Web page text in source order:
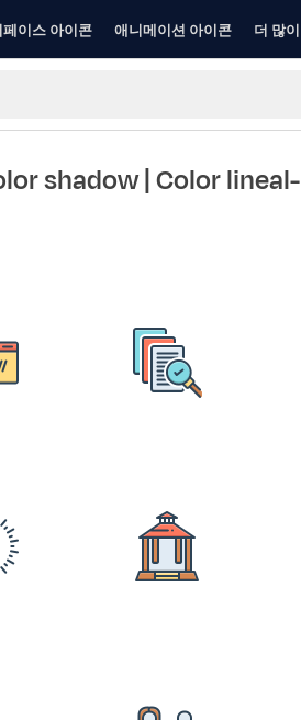
페이스 아이콘 애니메이션 아이콘 더 많이
shadow| Color lineal-